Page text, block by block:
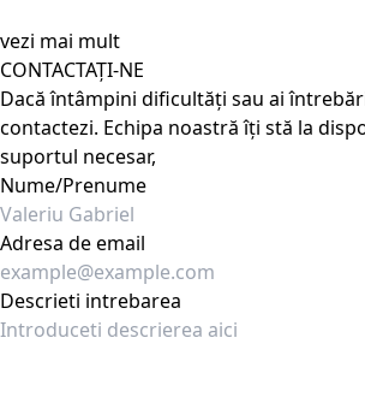
vezi mai mult
CONTACTAȚI-NE
Dacă întâmpini dificultăți sau ai
contactezi. Echipa noastră îți stă la
suportul necesar,
Nume/Prenume
Adresa de email
Descrieti intrebarea